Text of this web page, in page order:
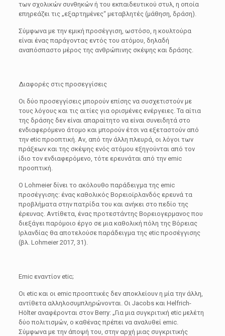
των σχολικών συνθηκών ή του εκπαιδευτικού στυλ, η οποία
επηρεάζει τις „εξαρτημένες“ μεταβλητές (μάθηση, δράση).
Σύμφωνα με την εμική προσέγγιση, ωστόσο, η κουλτούρα
είναι ένας παράγοντας εντός του ατόμου, δηλαδή
αναπόσπαστο μέρος της ανθρώπινης σκέψης και δράσης.
Διαφορές στις προσεγγίσεις
Οι δύο προσεγγίσεις μπορούν επίσης να συσχετιστούν με
τους λόγους και τις αιτίες για ορισμένες ενέργειες. Τα αίτια
της δράσης δεν είναι απαραίτητο να είναι συνειδητά στο
ενδιαφερόμενο άτομο και μπορούν έτσι να εξεταστούν από
την etic προοπτική. Αν, από την άλλη πλευρά, οι λόγοι των
πράξεων και της σκέψης ενός ατόμου εξηγούνται από τον
ίδιο τον ενδιαφερόμενο, τότε ερευνάται από την emic
προοπτική.
Ο Lohmeier δίνει το ακόλουθο παράδειγμα της emic
προσέγγισης: ένας καθολικός Βορειοϊρλανδός ερευνά τα
προβλήματα στην πατρίδα του και ανήκει στο πεδίο της
έρευνας. Αντίθετα, ένας προτεστάντης Βορειογερμανος που
διεξάγει παρόμοιο έργο σε μια καθολική πόλη της Βόρειας
Ιρλανδίας θα αποτελούσε παράδειγμα της etic προσέγγισης
(βλ. Lohmeier 2017, 31).
Emic εναντίον etic;
Οι etic και οι emic προοπτικές δεν αποκλείουν η μία την άλλη,
αντίθετα αλληλοσυμπληρώνονται. Οι Jacobs και Helfrich-
Hölter αναφέρονται στον Berry: „Για μια συγκριτική etic μελέτη
δύο πολιτισμών, ο καθένας πρέπει να αναλυθεί emic.
Σύμφωνα με την άποψή του, στην αρχή μιας συγκριτικής